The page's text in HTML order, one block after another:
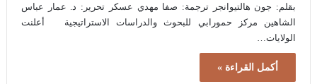
بقلم: جون هالتيوانجر ترجمة: صفا مهدي عسكر تحرير: د. عمار عباس
الشاهين مركز حمورابي للبحوث والدراسات الاستراتيجية أعلنت
الولايات…
أكمل القراءة »